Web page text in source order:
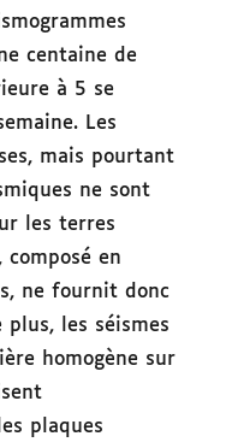
centaine de
à 5 se
Les
mais pourtant
ne sont
les terres
composé en
ne fournit donc
plus, les séismes
homogène sur
plaques